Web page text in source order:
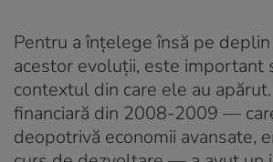
Pentru a înțelege însă pe
acestor evoluții, este important
contextul din care ele au
financiară din 2008-2009 —
deopotrivă economii avansate,